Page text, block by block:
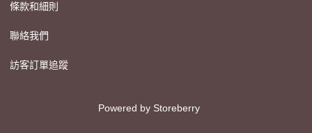
條款和細則
聯絡我們
訪客訂單追蹤
Powered by Storeberry